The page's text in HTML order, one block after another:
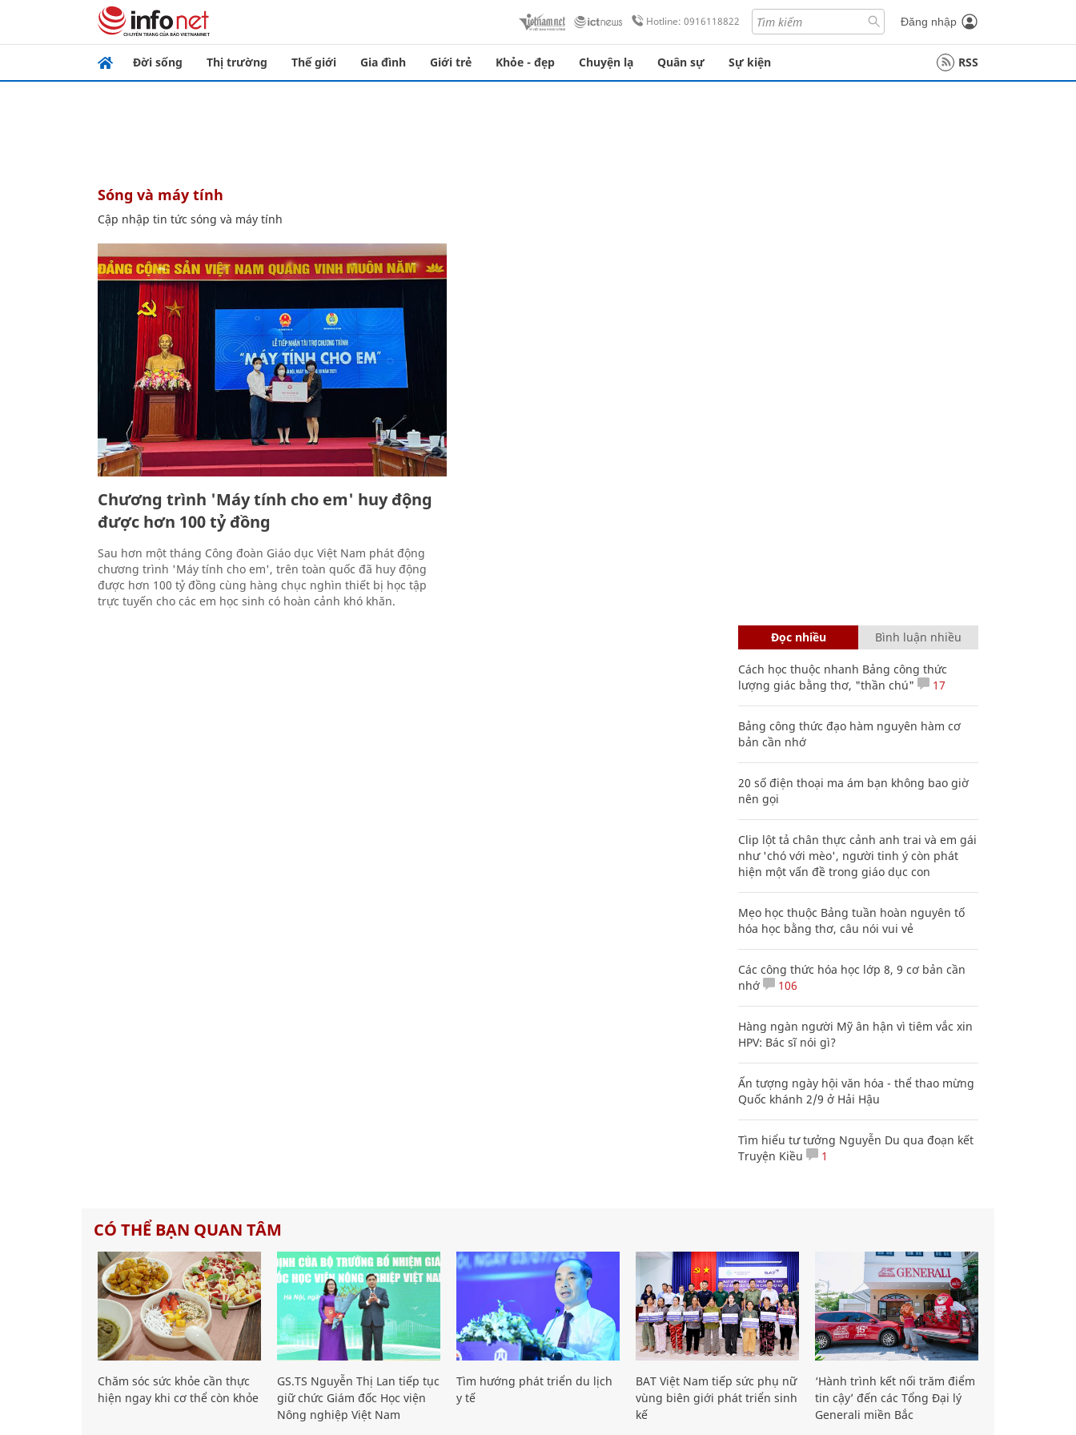
Hotline: 0916118822 Đăng nhập
Đời sống Thị trường Thế giới Gia đình Giới trẻ Khỏe - đẹp Chuyện lạ Quân sự Sự kiện RSS
sóng và máy tính
Cập nhập tin tức sóng và máy tính
Chương trình 'Máy tính cho em' huy động
được hơn 100 tỷ đồng
Sau hơn một tháng Công đoàn Giáo dục Việt Nam phát động
chương trình 'Máy tính cho em', trên toàn quốc đã huy động
được hơn 100 tỷ đồng cùng hàng chục nghìn thiết bị học tập
trực tuyến cho các em học sinh có hoàn cảnh khó khăn.
Đọc nhiều Bình luận nhiều
Cách học thuộc nhanh Bảng công thức
lượng giác bằng thơ, "thần chú"
17
Bảng công thức đạo hàm nguyên hàm cơ
bản cần nhớ
20 số điện thoại ma ám bạn không bao giờ
nên gọi
Clip lột tả chân thực cảnh anh trai và em gái
như 'chó với mèo', người tinh ý còn phát
hiện một vấn đề trong giáo dục con
Mẹo học thuộc Bảng tuần hoàn nguyên tố
hóa học bằng thơ, câu nói vui vẻ
Các công thức hóa học lớp 8, 9 cơ bản cần
nhớ
106
Hàng ngàn người Mỹ ân hận vì tiêm vắc xin
HPV: Bác sĩ nói gì?
Ấn tượng ngày hội văn hóa - thể thao mừng
Quốc khánh 2/9 ở Hải Hậu
Tìm hiểu tư tưởng Nguyễn Du qua đoạn kết
Truyện Kiều
1
CÓ THỂ BẠN QUAN TÂM
Chăm sóc sức khỏe cần thực
hiện ngay khi cơ thể còn khỏe
GS.TS Nguyễn Thị Lan tiếp tục
giữ chức Giám đốc Học viện
Nông nghiệp Việt Nam
Tìm hướng phát triển du lịch
y tế
BAT Việt Nam tiếp sức phụ nữ
vùng biên giới phát triển sinh
kế
‘Hành trình kết nối trăm điểm
tin cậy’ đến các Tổng Đại lý
Generali miền Bắc